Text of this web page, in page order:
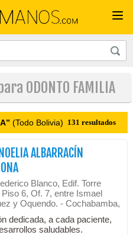
ODONTO FAMILIA
(Todo Bolivia) 131 resultados
ALBARRACÍN
Blanco, Edif. Torre
6, Of. 7, entre Ismael
y Oquendo. - Cochabamba,
dedicada, a cada paciente,
saludables.